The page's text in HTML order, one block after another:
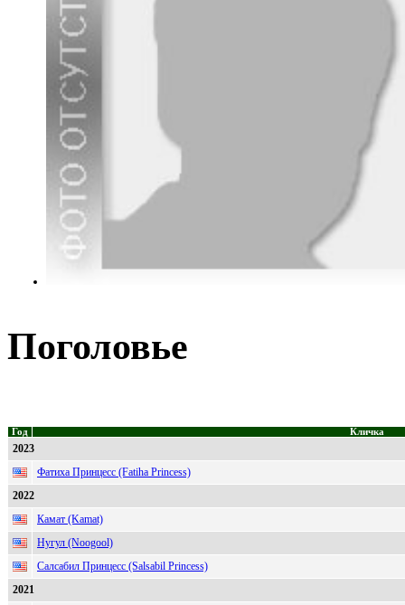
Поголовье
Год Кличка
2023
Фатиха Принцесс (Fatiha Princess)
2022
Камат (Kamat)
Нугул (Noogool)
Салсабил Принцесс (Salsabil Princess)
2021